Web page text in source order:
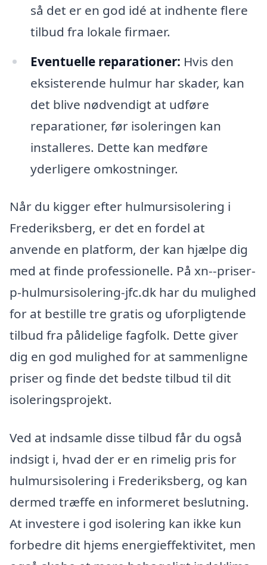
så det er en god idé at indhente flere
tilbud fra lokale firmaer.
Eventuelle reparationer: Hvis den
eksisterende hulmur har skader, kan
det blive nødvendigt at udføre
reparationer, før isoleringen kan
installeres. Dette kan medføre
yderligere omkostninger.
Når du kigger efter hulmursisolering i
Frederiksberg, er det en fordel at
anvende en platform, der kan hjælpe dig
med at finde professionelle. På xn--priser-
p-hulmursisolering-jfc.dk har du mulighed
for at bestille tre gratis og uforpligtende
tilbud fra pålidelige fagfolk. Dette giver
dig en god mulighed for at sammenligne
priser og finde det bedste tilbud til dit
isoleringsprojekt.
Ved at indsamle disse tilbud får du også
indsigt i, hvad der er en rimelig pris for
hulmursisolering i Frederiksberg, og kan
dermed træffe en informeret beslutning.
At investere i god isolering kan ikke kun
forbedre dit hjems energieffektivitet, men